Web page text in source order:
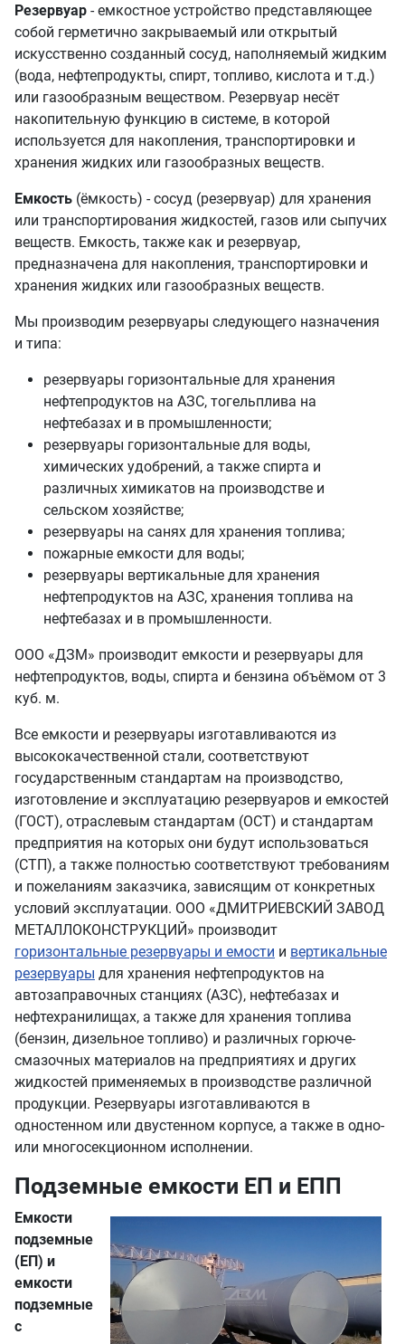
Резервуар - емкостное устройство представляющее
собой герметично закрываемый или открытый
искусственно созданный сосуд, наполняемый жидким
(вода, нефтепродукты, спирт, топливо, кислота и т.д.)
или газообразным веществом. Резервуар несёт
накопительную функцию в системе, в которой
используется для накопления, транспортировки и
хранения жидких или газообразных веществ.
Емкость (ёмкость) - сосуд (резервуар) для хранения
или транспортирования жидкостей, газов или сыпучих
веществ. Емкость, также как и резервуар,
предназначена для накопления, транспортировки и
хранения жидких или газообразных веществ.
Мы производим резервуары следующего назначения
и типа:
резервуары горизонтальные для хранения
нефтепродуктов на АЗС, тогельплива на
нефтебазах и в промышленности;
резервуары горизонтальные для воды,
химических удобрений, а также спирта и
различных химикатов на производстве и
сельском хозяйстве;
резервуары на санях для хранения топлива;
пожарные емкости для воды;
резервуары вертикальные для хранения
нефтепродуктов на АЗС, хранения топлива на
нефтебазах и в промышленности.
ООО «ДЗМ» производит емкости и резервуары для
нефтепродуктов, воды, спирта и бензина объёмом от 3
куб. м.
Все емкости и резервуары изготавливаются из
высококачественной стали, соответствуют
государственным стандартам на производство,
изготовление и эксплуатацию резервуаров и емкостей
(ГОСТ), отраслевым стандартам (ОСТ) и стандартам
предприятия на которых они будут использоваться
(СТП), а также полностью соответствуют требованиям
и пожеланиям заказчика, зависящим от конкретных
условий эксплуатации. ООО «ДМИТРИЕВСКИЙ ЗАВОД
МЕТАЛЛОКОНСТРУКЦИЙ» производит
горизонтальные резервуары и емости и вертикальные
резервуары для хранения нефтепродуктов на
автозаправочных станциях (АЗС), нефтебазах и
нефтехранилищах, а также для хранения топлива
(бензин, дизельное топливо) и различных горюче-
смазочных материалов на предприятиях и других
жидкостей применяемых в производстве различной
продукции. Резервуары изготавливаются в
одностенном или двустенном корпусе, а также в одно-
или многосекционном исполнении.
Подземные емкости ЕП и ЕПП
Емкости
подземные
(ЕП) и
емкости
подземные
с